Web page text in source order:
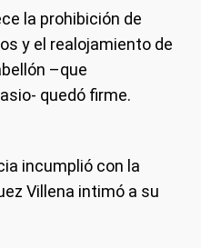
la prohibición de
y el realojamiento de
–que
quedó firme.
incumplió con la
Villena intimó a su